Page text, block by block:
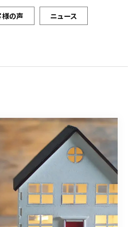
様の声 ニュース